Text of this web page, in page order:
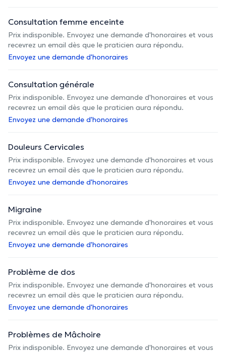
Consultation femme enceinte
Prix indisponible. Envoyez une demande d'honoraires et vous
recevrez un email dès que le praticien aura répondu.
Envoyez une demande d'honoraires
Consultation générale
Prix indisponible. Envoyez une demande d'honoraires et vous
recevrez un email dès que le praticien aura répondu.
Envoyez une demande d'honoraires
Douleurs Cervicales
Prix indisponible. Envoyez une demande d'honoraires et vous
recevrez un email dès que le praticien aura répondu.
Envoyez une demande d'honoraires
Migraine
Prix indisponible. Envoyez une demande d'honoraires et vous
recevrez un email dès que le praticien aura répondu.
Envoyez une demande d'honoraires
Problème de dos
Prix indisponible. Envoyez une demande d'honoraires et vous
recevrez un email dès que le praticien aura répondu.
Envoyez une demande d'honoraires
Problèmes de Mâchoire
Prix indisponible. Envoyez une demande d'honoraires et vous